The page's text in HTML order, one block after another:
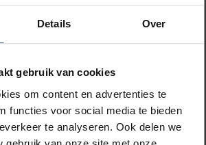
Details Over
gebruik van cookies
om content en advertenties te
functies voor social media te bieden
te analyseren. Ook delen we
Sport
Kunst en cultuur